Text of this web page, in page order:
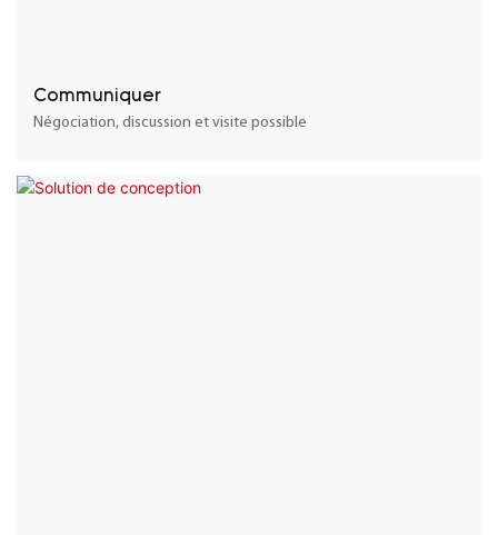
Communiquer
Négociation, discussion et visite possible